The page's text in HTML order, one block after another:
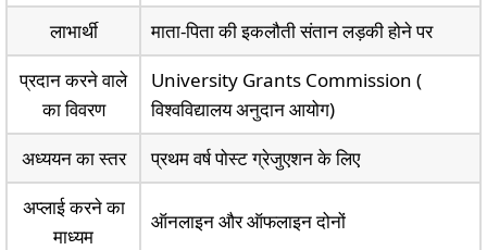
लाभार्थी
माता-पिता की इकलौती संतान लड़की होने पर
प्रदान करने वाले
का विवरण
University Grants Commission (
विश्वविद्यालय अनुदान आयोग)
अध्ययन का स्तर
प्रथम वर्ष पोस्ट ग्रेजुएशन के लिए
अप्लाई करने का
माध्यम
ऑनलाइन और ऑफलाइन दोनों